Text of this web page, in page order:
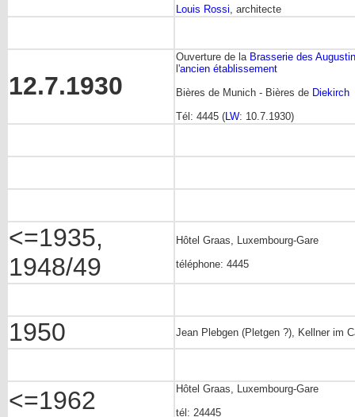
Louis Rossi , architecte
12.7.1930
Ouverture de la Brasserie des
l'ancien établissement
Bières de Munich - Bières de Diekirch
Tél: 4445 (LW: 10.7.1930)
<=1935,
1948/49
Hôtel Graas, Luxembourg-Gare
téléphone: 4445
1950 Jean Plebgen (Pletgen ?), Kellner im
<=1962
Hôtel Graas, Luxembourg-Gare
tél: 24445